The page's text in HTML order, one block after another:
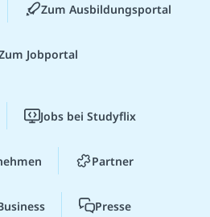
Zum Ausbildungsportal
Jobportal
Jobs bei Studyflix
Partner
Presse